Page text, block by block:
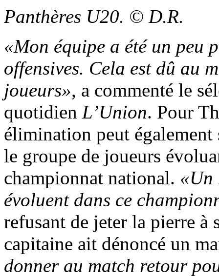
Panthères U20. © D.R.
«Mon équipe a été un peu
offensives. Cela est dû au
joueurs», a commenté le
quotidien L’Union. Pour
élimination peut également
le groupe de joueurs
championnat national. «Un
évoluent dans ce
refusant de jeter la pierre à
capitaine ait dénoncé un
donner au match retour